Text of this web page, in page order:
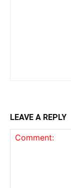
LEAVE A REPLY